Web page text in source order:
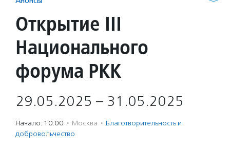
Открытие III
Национального
форума РКК
29.05.2025 – 31.05.2025
Начало: 10:00 · Москва · Благотвори­тель­ность и
доброволь­чест­во